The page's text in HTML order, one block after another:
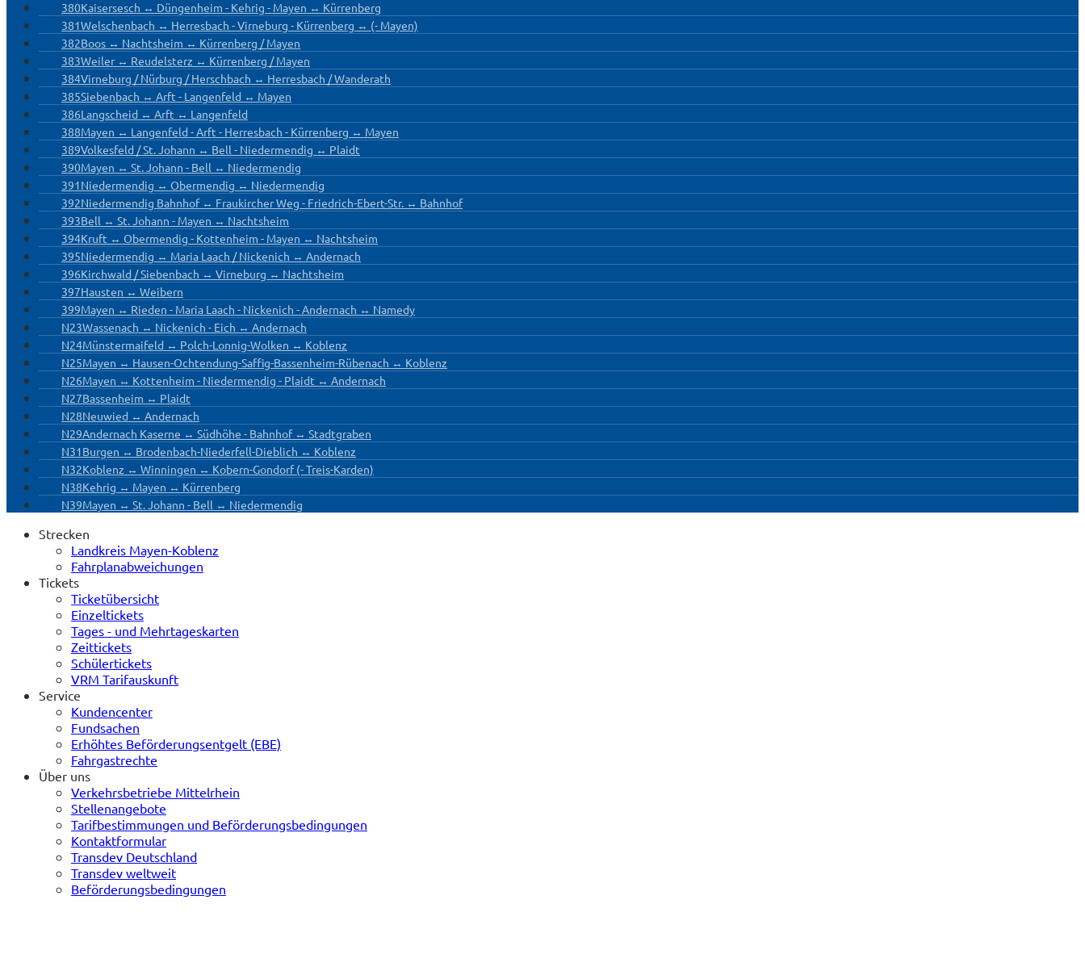
380Kaisersesch ↔ Düngenheim - Kehrig - Mayen ↔ Kürrenberg
381Welschenbach ↔ Herresbach - Virneburg - Kürrenberg ↔ (- Mayen)
382Boos ↔ Nachtsheim ↔ Kürrenberg / Mayen
383Weiler ↔ Reudelsterz ↔ Kürrenberg / Mayen
384Virneburg / Nürburg / Herschbach ↔ Herresbach / Wanderath
385Siebenbach ↔ Arft - Langenfeld ↔ Mayen
386Langscheid ↔ Arft ↔ Langenfeld
388Mayen ↔ Langenfeld - Arft - Herresbach - Kürrenberg ↔ Mayen
389Volkesfeld / St. Johann ↔ Bell - Niedermendig ↔ Plaidt
390Mayen ↔ St. Johann - Bell ↔ Niedermendig
391Niedermendig ↔ Obermendig ↔ Niedermendig
392Niedermendig Bahnhof ↔ Fraukircher Weg - Friedrich-Ebert-Str. ↔ Bahnhof
393Bell ↔ St. Johann - Mayen ↔ Nachtsheim
394Kruft ↔ Obermendig - Kottenheim - Mayen ↔ Nachtsheim
395Niedermendig ↔ Maria Laach / Nickenich ↔ Andernach
396Kirchwald / Siebenbach ↔ Virneburg ↔ Nachtsheim
397Hausten ↔ Weibern
399Mayen ↔ Rieden - Maria Laach - Nickenich - Andernach ↔ Namedy
N23Wassenach ↔ Nickenich - Eich ↔ Andernach
N24Münstermaifeld ↔ Polch-Lonnig-Wolken ↔ Koblenz
N25Mayen ↔ Hausen-Ochtendung-Saffig-Bassenheim-Rübenach ↔ Koblenz
N26Mayen ↔ Kottenheim - Niedermendig - Plaidt ↔ Andernach
N27Bassenheim ↔ Plaidt
N28Neuwied ↔ Andernach
N29Andernach Kaserne ↔ Südhöhe - Bahnhof ↔ Stadtgraben
N31Burgen ↔ Brodenbach-Niederfell-Dieblich ↔ Koblenz
N32Koblenz ↔ Winningen ↔ Kobern-Gondorf (- Treis-Karden)
N38Kehrig ↔ Mayen ↔ Kürrenberg
N39Mayen ↔ St. Johann - Bell ↔ Niedermendig
Strecken
Landkreis Mayen-Koblenz
Fahrplanabweichungen
Tickets
Ticketübersicht
Einzeltickets
Tages - und Mehrtageskarten
Zeittickets
Schülertickets
VRM Tarifauskunft
Service
Kundencenter
Fundsachen
Erhöhtes Beförderungsentgelt (EBE)
Fahrgastrechte
Über uns
Verkehrsbetriebe Mittelrhein
Stellenangebote
Tarifbestimmungen und Beförderungsbedingungen
Kontaktformular
Transdev Deutschland
Transdev weltweit
Beförderungsbedingungen